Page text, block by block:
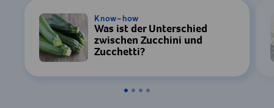
Know-how
Was ist der Unterschied
zwischen Zucchini und
Zucchetti?